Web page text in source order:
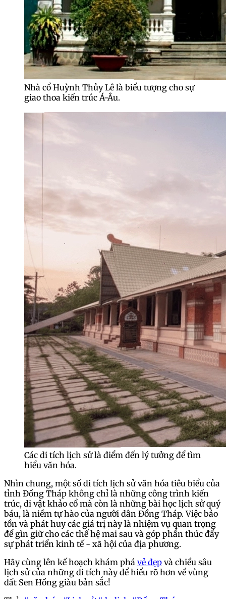
Nhà cổ Huỳnh Thủy Lê là biểu tượng cho sự
giao thoa kiến trúc Á-Âu.
Các di tích lịch sử là điểm đến lý tưởng để tìm
hiểu văn hóa.
Nhìn chung, một số di tích lịch sử văn hóa tiêu biểu của
tỉnh Đồng Tháp không chỉ là những công trình kiến
trúc, di vật khảo cổ mà còn là những bài học lịch sử quý
báu, là niềm tự hào của người dân Đồng Tháp. Việc bảo
tồn và phát huy các giá trị này là nhiệm vụ quan trọng
để gìn giữ cho các thế hệ mai sau và góp phần thúc đẩy
sự phát triển kinh tế - xã hội của địa phương.
Hãy cùng lên kế hoạch khám phá vẻ đẹp và chiều sâu
lịch sử của những di tích này để hiểu rõ hơn về vùng
đất Sen Hồng giàu bản sắc!